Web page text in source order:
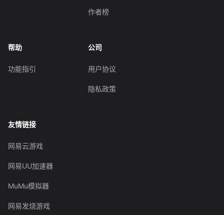
作者榜
帮助
功能指引
公司
用户协议
隐私政策
友情链接
网易云游戏
网易UU加速器
MuMu模拟器
网易发烧游戏